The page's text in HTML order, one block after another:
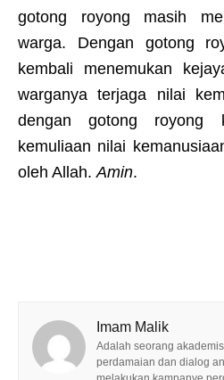
gotong royong masih
warga. Dengan gotong
kembali menemukan
warganya terjaga nilai
dengan gotong royong
kemuliaan nilai
oleh Allah.Amin.
Imam Malik
Adalah seorang
perdamaian dan dialog